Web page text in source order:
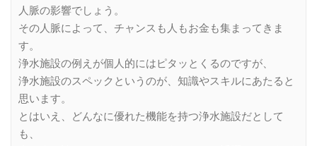
人脈の影響でしょう。
その人脈によって、チャンスも人もお金も集まってきま
す。
浄水施設の例えが個人的にはピタッとくるのですが、
浄水施設のスペックというのが、知識やスキルにあたると
思います。
とはいえ、どんなに優れた機能を持つ浄水施設だとして
も、